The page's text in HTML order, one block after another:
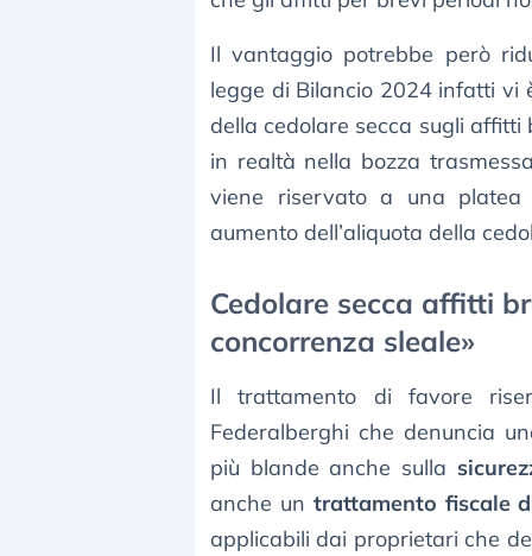
Il vantaggio potrebbe però
legge di Bilancio 2024 infatti vi
della cedolare secca sugli affitti
in realtà nella bozza
viene riservato a una
aumento dell’aliquota della
Cedolare secca affitti
concorrenza sleale»
Il trattamento di favore
Federalberghi che denuncia
più blande anche sulla
anche un trattamento fiscale
applicabili dai proprietari che